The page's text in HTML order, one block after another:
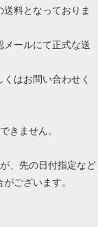
料となっておりま
メールにて正式な送
はお問い合わせく
きません。
、先の日付指定など
ございます。